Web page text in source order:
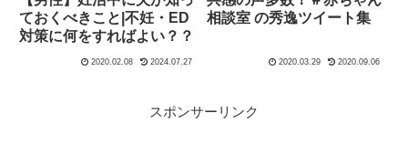
ておくべきこと|不妊・ED
対策に何をすればよい？？
2020.02.08 2024.07.27
相談室 の秀逸ツイート集
2020.03.29 2020.09.06
スポンサーリンク